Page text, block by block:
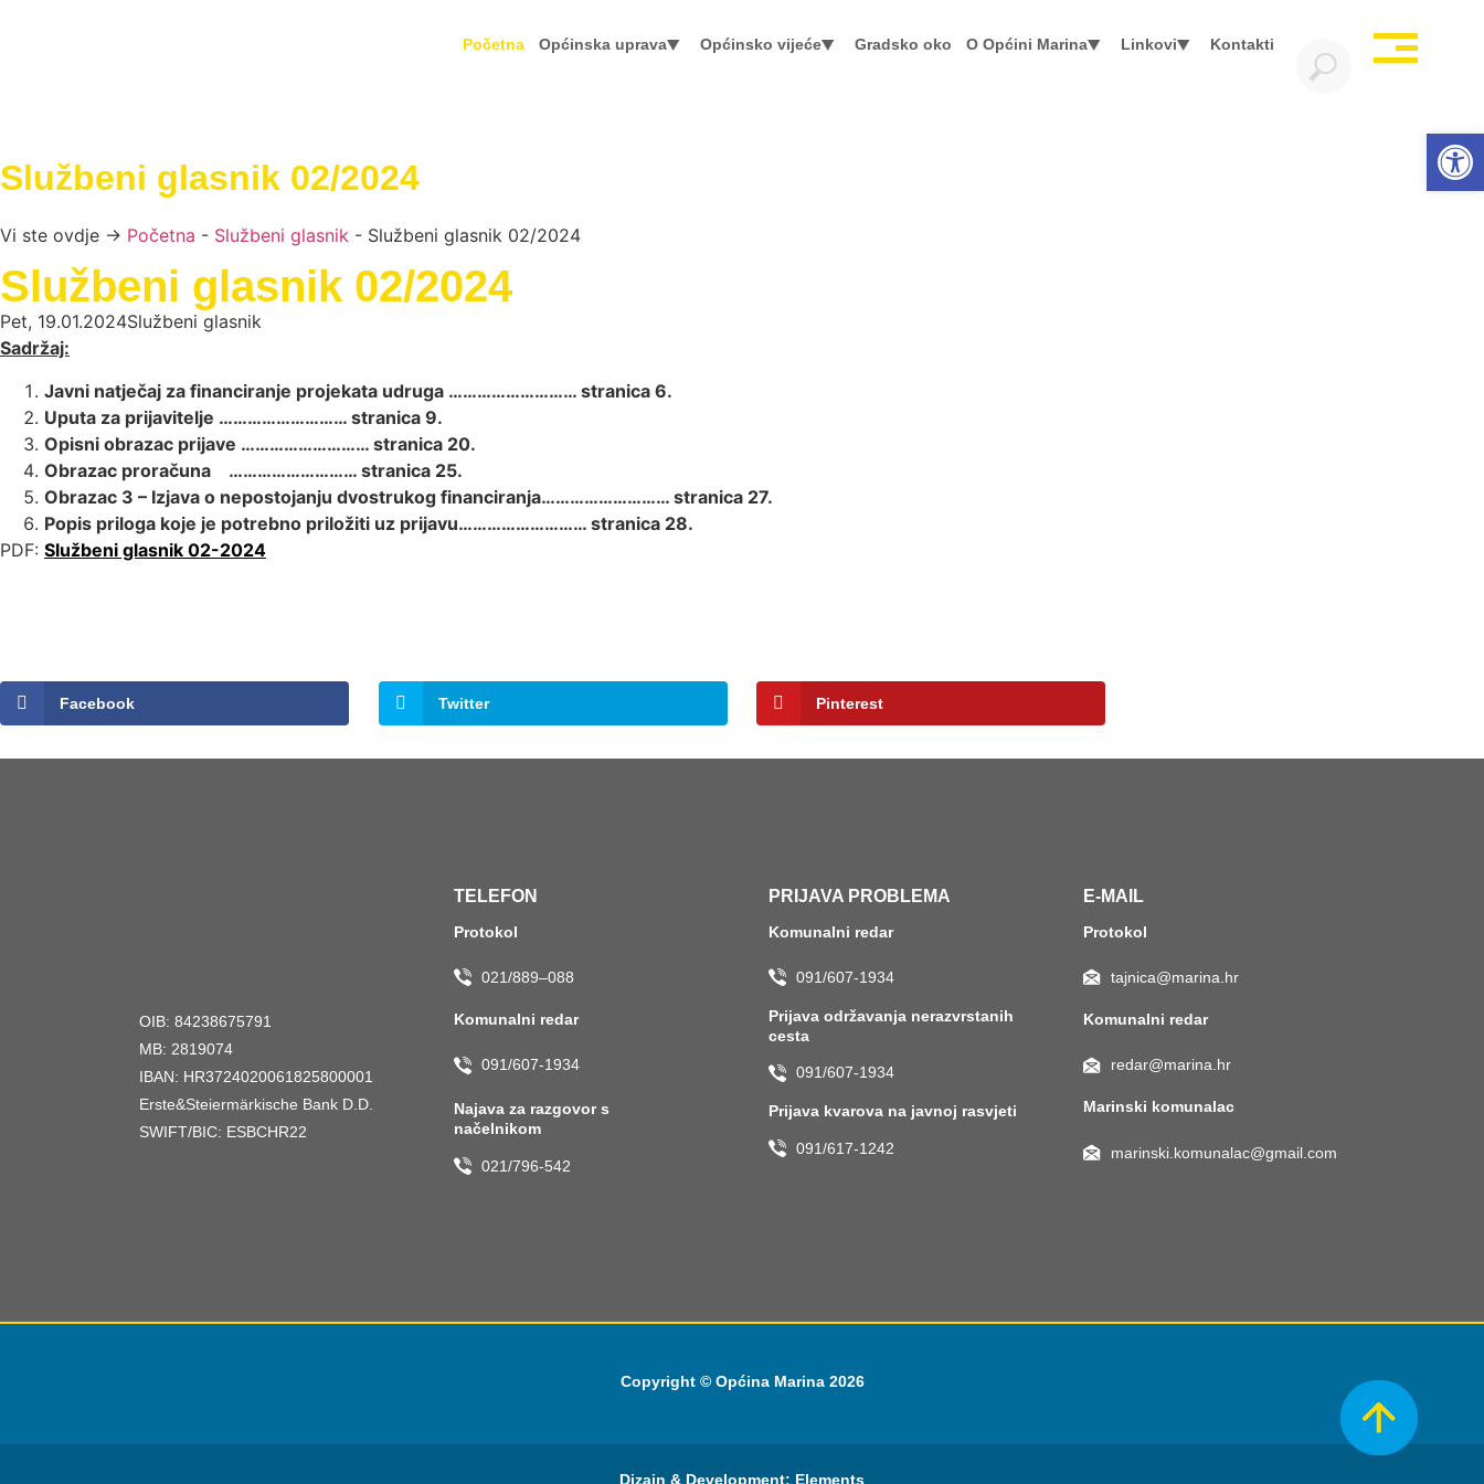
Početna Općinska uprava Općinsko vijeće Gradsko oko O Općini Marina Linkovi Kontakti
Službeni glasnik 02/2024
Vi ste ovdje → Početna - Službeni glasnik - Službeni glasnik 02/2024
Službeni glasnik 02/2024
Pet, 19.01.2024Službeni glasnik
Sadržaj:
Javni natječaj za financiranje projekata udruga ……………………… stranica 6.
Uputa za prijavitelje ……………………… stranica 9.
Opisni obrazac prijave ……………………… stranica 20.
Obrazac proračuna ……………………… stranica 25.
Obrazac 3 – Izjava o nepostojanju dvostrukog financiranja……………………… stranica 27.
Popis priloga koje je potrebno priložiti uz prijavu……………………… stranica 28.
PDF: Službeni glasnik 02-2024
Facebook Twitter Pinterest
OIB: 84238675791
MB: 2819074
IBAN: HR3724020061825800001
Erste&Steiermärkische Bank D.D.
SWIFT/BIC: ESBCHR22
TELEFON
Protokol
021/889–088
Komunalni redar
091/607-1934
Najava za razgovor s
načelnikom
021/796-542
PRIJAVA PROBLEMA
Komunalni redar
091/607-1934
Prijava održavanja nerazvrstanih
cesta
091/607-1934
Prijava kvarova na javnoj rasvjeti
091/617-1242
E-MAIL
Protokol
tajnica@marina.hr
Komunalni redar
redar@marina.hr
Marinski komunalac
marinski.komunalac@gmail.com
Copyright © Općina Marina 2026
Dizajn & Development: Elements